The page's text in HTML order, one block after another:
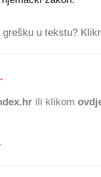
u tekstu?
ili klikom
.